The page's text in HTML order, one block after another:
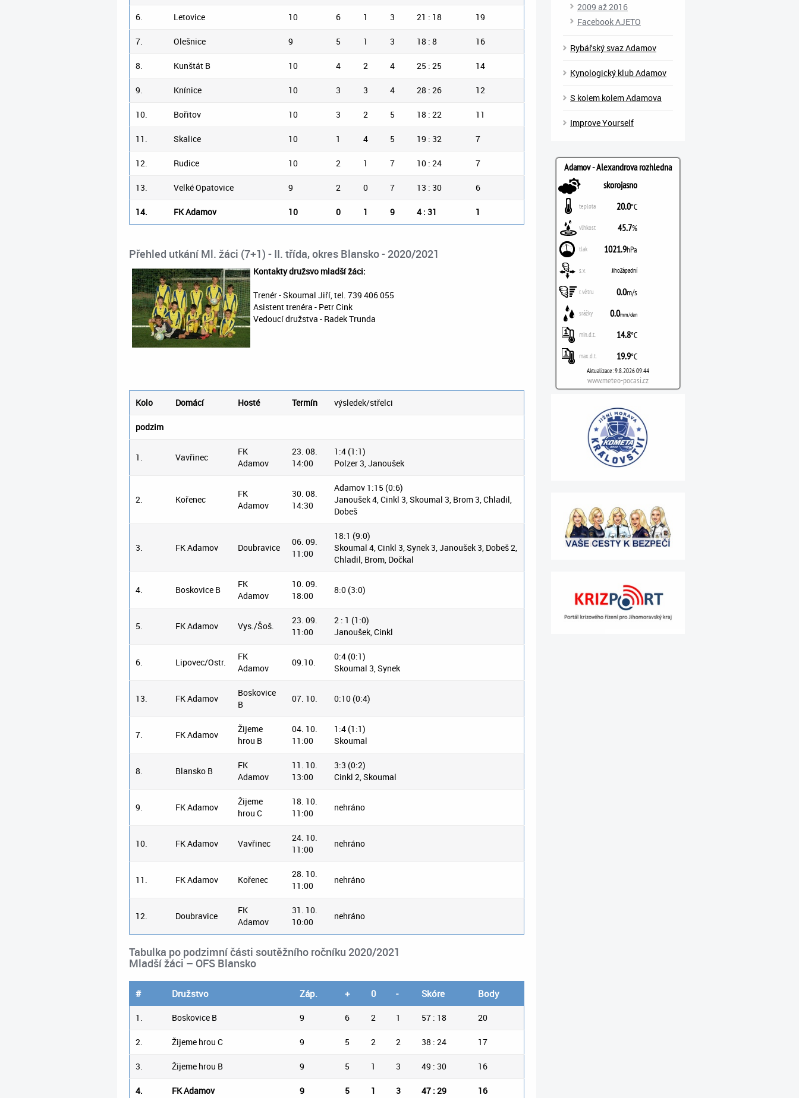
6. Letovice 10 6 1 3 21 : 18 19
7. Olešnice 9 5 1 3 18 : 8 16
8. Kunštát B 10 4 2 4 25 : 25 14
9. Knínice 10 3 3 4 28 : 26 12
10. Bořitov 10 3 2 5 18 : 22 11
11. Skalice 10 1 4 5 19 : 32 7
12. Rudice 10 2 1 7 10 : 24 7
13. Velké Opatovice 9 2 0 7 13 : 30 6
14. FK Adamov 10 0 1 9 4 : 31 1
Přehled utkání Ml. žáci (7+1) - II. třída, okres Blansko - 2020/2021
Kontakty družsvo mladší žáci:
Trenér - Skoumal Jiří, tel. 739 406 055
Asistent trenéra - Petr Cink
Vedoucí družstva - Radek Trunda
Kolo Domácí Hosté Termín výsledek/střelci
podzim
1. Vavřinec
FK
Adamov
23. 08.
14:00
1:4 (1:1)
Polzer 3, Janoušek
2. Kořenec
FK
Adamov
30. 08.
14:30
Adamov 1:15 (0:6)
Janoušek 4, Cinkl 3, Skoumal 3, Brom 3, Chladil,
Dobeš
3. FK Adamov Doubravice
06. 09.
11:00
18:1 (9:0)
Skoumal 4, Cinkl 3, Synek 3, Janoušek 3, Dobeš 2,
Chladil, Brom, Dočkal
4. Boskovice B
FK
Adamov
10. 09.
18:00
8:0 (3:0)
5. FK Adamov Vys./Šoš.
23. 09.
11:00
2 : 1 (1:0)
Janoušek, Cinkl
6. Lipovec/Ostr.
FK
Adamov
09.10.
0:4 (0:1)
Skoumal 3, Synek
13. FK Adamov
Boskovice
B
07. 10. 0:10 (0:4)
7. FK Adamov
Žijeme
hrou B
04. 10.
11:00
1:4 (1:1)
Skoumal
8. Blansko B
FK
Adamov
11. 10.
13:00
3:3 (0:2)
Cinkl 2, Skoumal
9. FK Adamov
Žijeme
hrou C
18. 10.
11:00
nehráno
10. FK Adamov Vavřinec
24. 10.
11:00
nehráno
11. FK Adamov Kořenec
28. 10.
11:00
nehráno
12. Doubravice
FK
Adamov
31. 10.
10:00
nehráno
Tabulka po podzimní části soutěžního ročníku 2020/2021
Mladší žáci – OFS Blansko
# Družstvo Záp. + 0 - Skóre Body
1. Boskovice B 9 6 2 1 57 : 18 20
2. Žijeme hrou C 9 5 2 2 38 : 24 17
3. Žijeme hrou B 9 5 1 3 49 : 30 16
4. FK Adamov 9 5 1 3 47 : 29 16
2009 až 2016
Facebook AJETO
Rybářský svaz Adamov
Kynologický klub Adamov
S kolem kolem Adamova
Improve Yourself